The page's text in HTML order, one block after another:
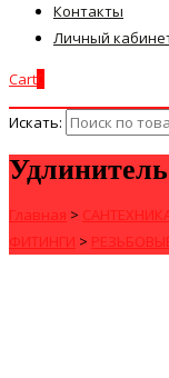
Контакты
Личный
Cart
Искать:
Главная >
ФИТИНГИ >